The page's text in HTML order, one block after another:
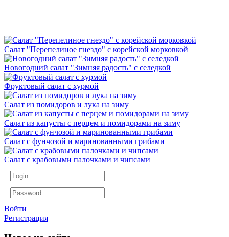
Салат "Перепелиное гнездо" с корейской морковкой
Новогодний салат "Зимняя радость" с селедкой
Фруктовый салат с хурмой
Салат из помидоров и лука на зиму
Салат из капусты с перцем и помидорами на зиму
Салат с фунчозой и маринованными грибами
Салат с крабовыми палочками и чипсами
Войти
Регистрация